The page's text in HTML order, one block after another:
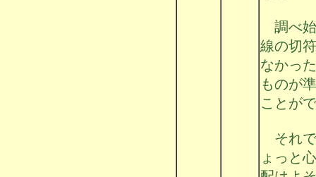
調べ始
線の切
なかっ
ものが
ことが
それで
ょっと